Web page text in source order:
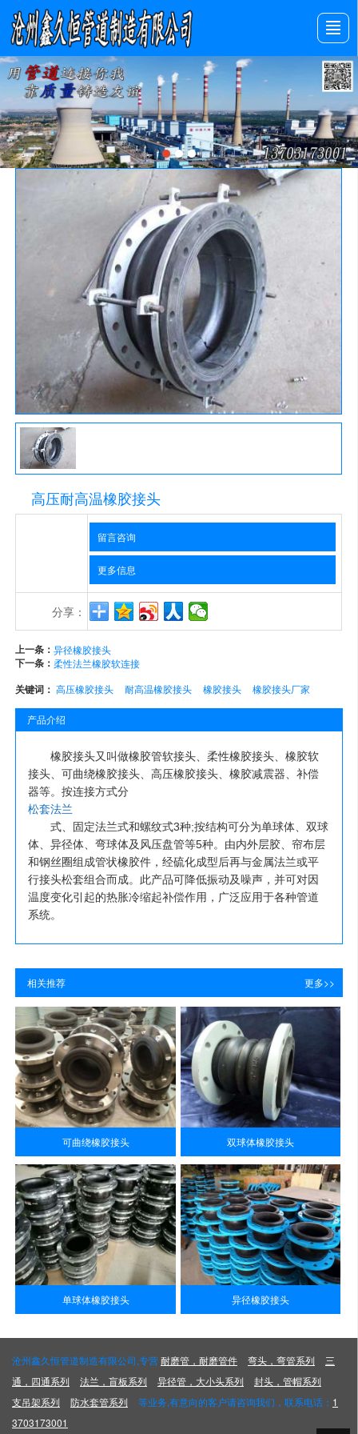
首页 产品展示 新闻动态 图库展示
公司介绍 留言反馈 联系我们 LBS
高压耐高温橡胶接头
留言咨询
更多信息
分享：
上一条：异径橡胶接头
下一条：柔性法兰橡胶软连接
关键词：高压橡胶接头 耐高温橡胶接头 橡胶接头 橡胶接头厂家
产品介绍
橡胶接头又叫做橡胶管软接头、柔性橡胶接头、橡胶软
接头、可曲绕橡胶接头、高压橡胶接头、橡胶减震器、补偿
器等。按连接方式分
松套法兰
式、固定法兰式和螺纹式3种;按结构可分为单球体、双球
体、异径体、弯球体及风压盘管等5种。由内外层胶、帘布层
和钢丝圈组成管状橡胶件，经硫化成型后再与金属法兰或平
行接头松套组合而成。此产品可降低振动及噪声，并可对因
温度变化引起的热胀冷缩起补偿作用，广泛应用于各种管道
系统。
相关推荐 更多>>
可曲绕橡胶接头 双球体橡胶接头
单球体橡胶接头 异径橡胶接头
沧州鑫久恒管道制造有限公司,专营耐磨管，耐磨管件 弯头，弯管系列
三
通，四通系列
法兰，盲板系列 异径管，大小头系列
封头，管帽系列
支吊架系列
防水套管系列 等业务,有意向的客户请咨询我们，联系电话： 1
3703173001